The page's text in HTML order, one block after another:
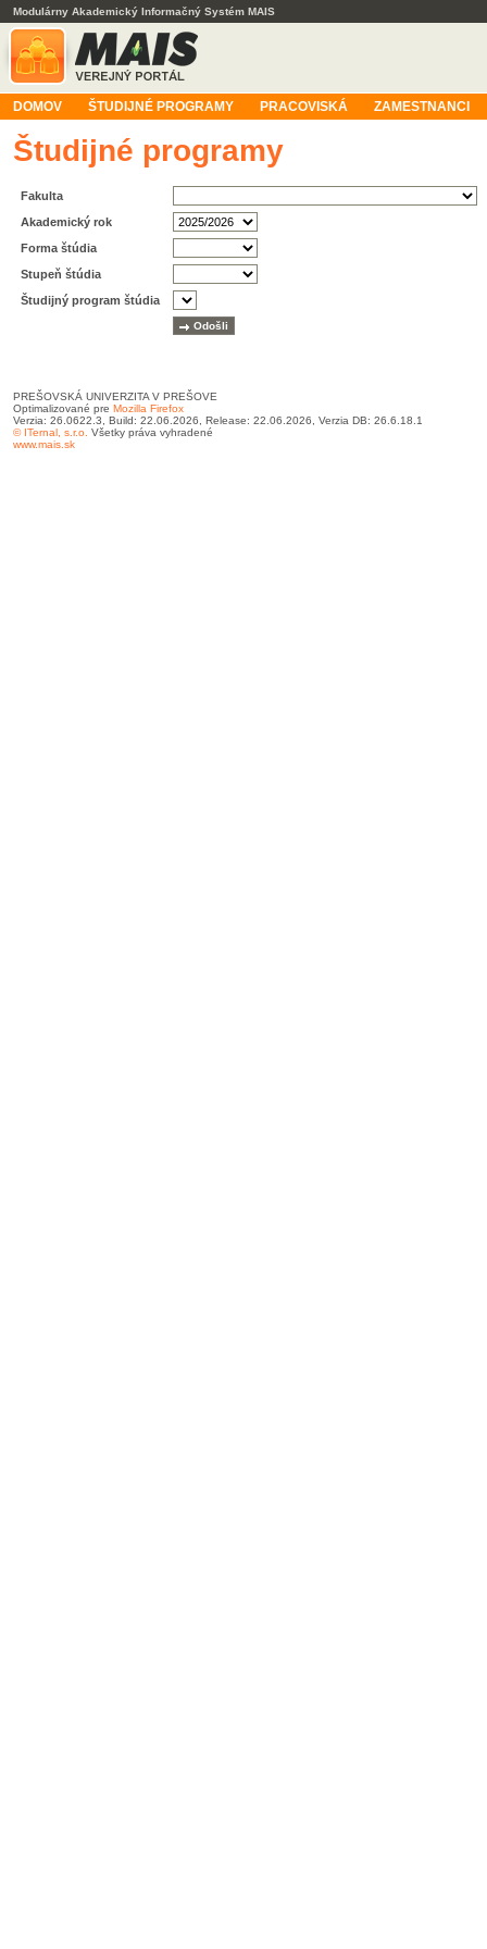
Modulárny Akademický Informačný Systém MAIS
DOMOV ŠTUDIJNÉ PROGRAMY PRACOVISKÁ ZAMESTNANCI
Študijné programy
Fakulta
Akademický rok
Forma štúdia
Stupeň štúdia
Študijný program štúdia
PREŠOVSKÁ UNIVERZITA V PREŠOVE
Optimalizované pre Mozilla Firefox
Verzia: 26.0622.3, Build: 22.06.2026, Release: 22.06.2026, Verzia DB: 26.6.18.1
© ITernal, s.r.o. Všetky práva vyhradené
www.mais.sk